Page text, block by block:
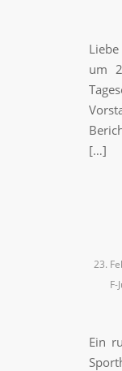
um
[…]
23.
F-
Ein